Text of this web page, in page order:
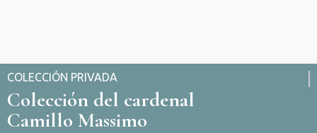
COLECCIÓN PRIVADA
Colección del cardenal
Camillo Massimo